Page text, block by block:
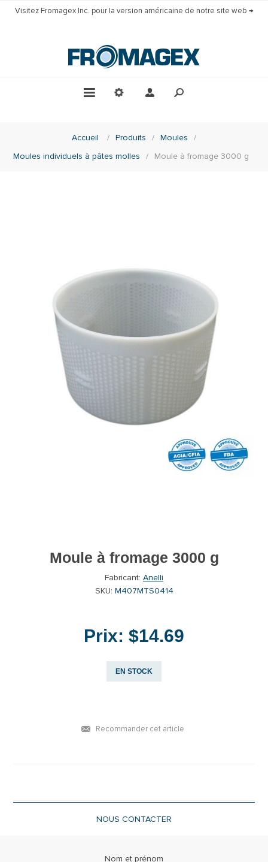
Visitez Fromagex Inc. pour la version américaine de notre site web →
Accueil / Produits / Moules
/
Moules individuels à pâtes molles
/ Moule à fromage 3000 g
Moule à fromage 3000 g
Fabricant: Anelli
SKU: M407MTS0414
Prix: $14.69
EN STOCK
Recommander cet article
NOUS CONTACTER
Nom et prénom